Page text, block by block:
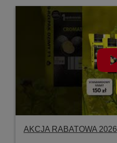
AKCJA RABATOWA 2026